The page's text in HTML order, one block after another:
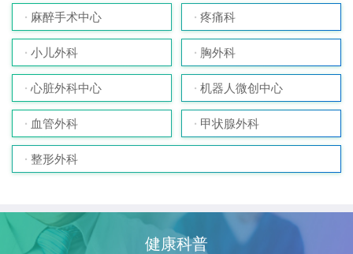
麻醉手术中心 疼痛科
小儿外科 胸外科
心脏外科中心 机器人微创中心
血管外科 甲状腺外科
整形外科
健康科普